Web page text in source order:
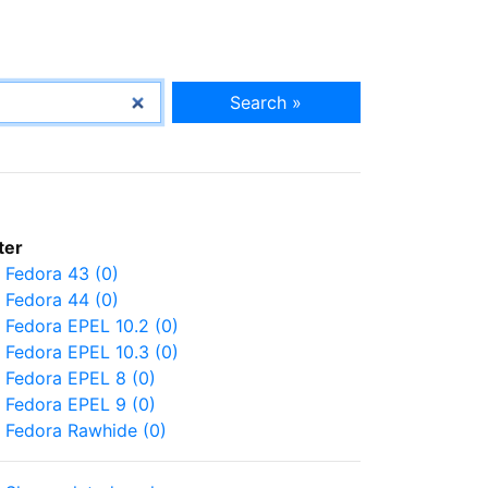
Search »
Fedora 43 (0)
Fedora 44 (0)
Fedora EPEL 10.2 (0)
Fedora EPEL 10.3 (0)
Fedora EPEL 8 (0)
Fedora EPEL 9 (0)
Fedora Rawhide (0)